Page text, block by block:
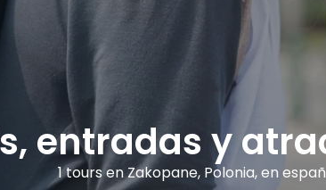
entradas y
1 tours en Zakopane, Polonia, en